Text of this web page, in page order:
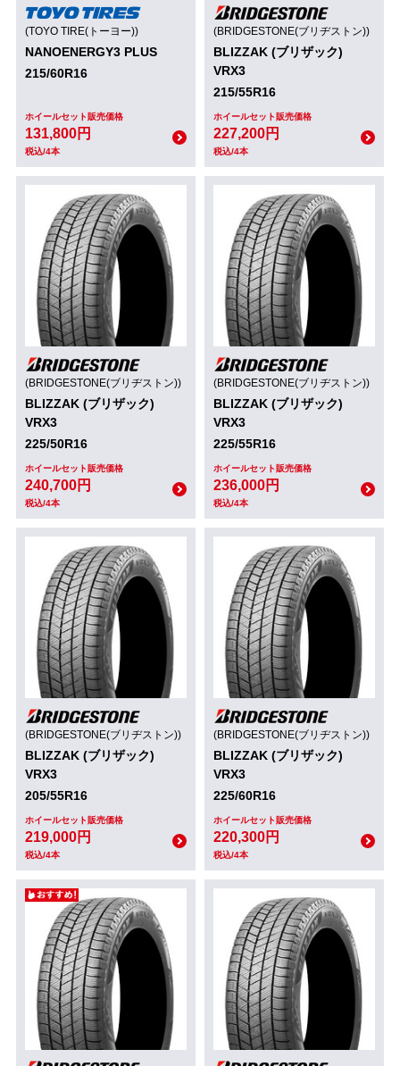
(TOYO TIRE(トーヨー))
NANOENERGY3 PLUS
215/60R16
ホイールセット販売価格
131,800円
税込/4本
(BRIDGESTONE(ブリヂストン))
BLIZZAK (ブリザック)
VRX3
215/55R16
ホイールセット販売価格
227,200円
税込/4本
(BRIDGESTONE(ブリヂストン))
BLIZZAK (ブリザック)
VRX3
225/50R16
ホイールセット販売価格
240,700円
税込/4本
(BRIDGESTONE(ブリヂストン))
BLIZZAK (ブリザック)
VRX3
225/55R16
ホイールセット販売価格
236,000円
税込/4本
(BRIDGESTONE(ブリヂストン))
BLIZZAK (ブリザック)
VRX3
205/55R16
ホイールセット販売価格
219,000円
税込/4本
(BRIDGESTONE(ブリヂストン))
BLIZZAK (ブリザック)
VRX3
225/60R16
ホイールセット販売価格
220,300円
税込/4本